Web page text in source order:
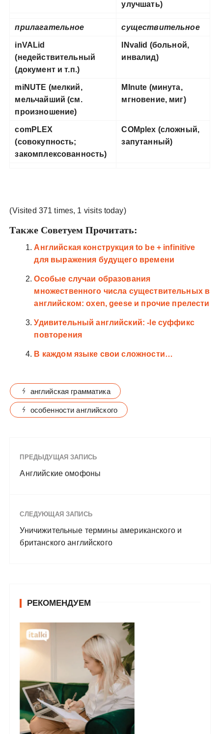
улучшать)
прилагательное существительное
inVALid
(недействительный
(документ и т.п.)
INvalid (больной,
инвалид)
miNUTE (мелкий,
мельчайший (см.
произношение)
MInute (минута,
мгновение, миг)
comPLEX
(совокупность;
закомплексованность)
COMplex (сложный,
запутанный)
(Visited 371 times, 1 visits today)
Также Советуем Прочитать:
Английская конструкция to be + infinitive
для выражения будущего времени
Особые случаи образования
множественного числа существительных в
английском: oxen, geese и прочие прелести
Удивительный английский: -le суффикс
повторения
В каждом языке свои сложности…
английская грамматика
особенности английского
ПРЕДЫДУЩАЯ ЗАПИСЬ
Английские омофоны
СЛЕДУЮЩАЯ ЗАПИСЬ
Уничижительные термины американского и
британского английского
РЕКОМЕНДУЕМ